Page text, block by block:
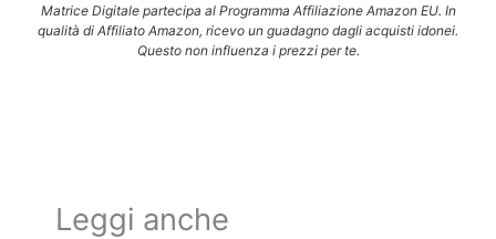
Matrice Digitale partecipa al Programma Affiliazione Amazon EU. In
qualità di Affiliato Amazon, ricevo un guadagno dagli acquisti idonei.
Questo non influenza i prezzi per te.
Leggi anche